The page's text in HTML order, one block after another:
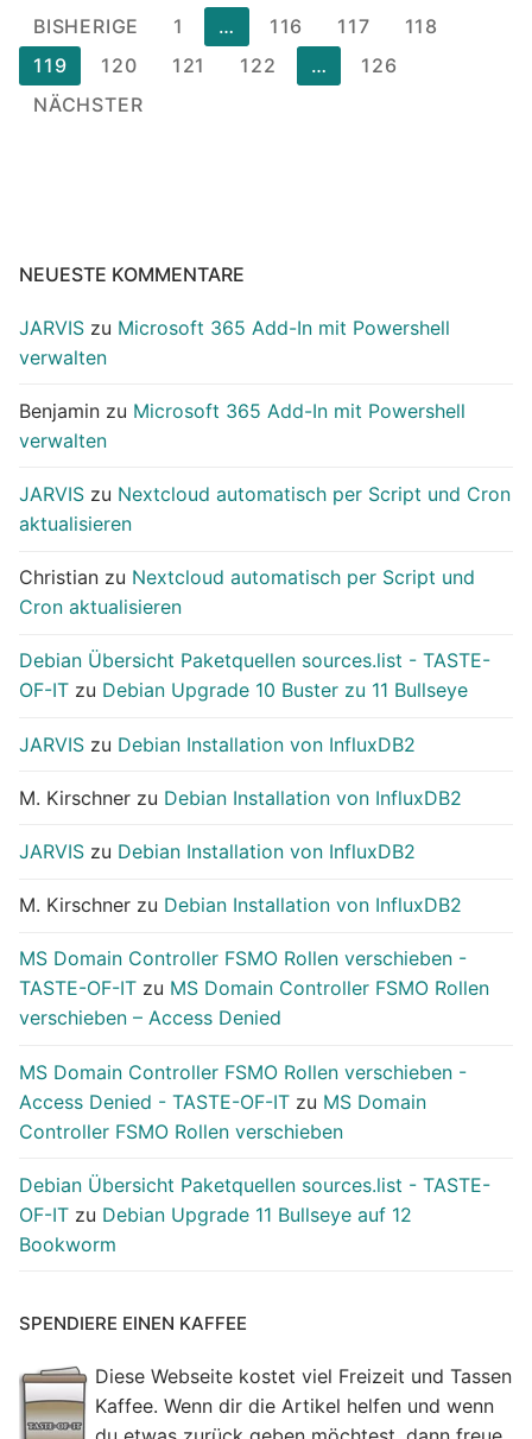
Seitennummerierung
der
Beiträge
BISHERIGE 1 … 116 117
118
119
120 121 122 …
126
NÄCHSTER
NEUESTE KOMMENTARE
JARVIS zu Microsoft 365 Add-In mit Powershell
verwalten
Benjamin zu Microsoft 365 Add-In mit Powershell
verwalten
JARVIS zu Nextcloud automatisch per Script und Cron
aktualisieren
Christian zu Nextcloud automatisch per Script und
Cron aktualisieren
Debian Übersicht Paketquellen sources.list - TASTE-
OF-IT zu Debian Upgrade 10 Buster zu 11 Bullseye
JARVIS zu Debian Installation von InfluxDB2
M. Kirschner zu Debian Installation von InfluxDB2
JARVIS zu Debian Installation von InfluxDB2
M. Kirschner zu Debian Installation von InfluxDB2
MS Domain Controller FSMO Rollen verschieben -
TASTE-OF-IT zu MS Domain Controller FSMO Rollen
verschieben – Access Denied
MS Domain Controller FSMO Rollen verschieben -
Access Denied - TASTE-OF-IT zu MS Domain
Controller FSMO Rollen verschieben
Debian Übersicht Paketquellen sources.list - TASTE-
OF-IT zu Debian Upgrade 11 Bullseye auf 12
Bookworm
SPENDIERE EINEN KAFFEE
Diese Webseite kostet viel Freizeit und Tassen
Kaffee. Wenn dir die Artikel helfen und wenn